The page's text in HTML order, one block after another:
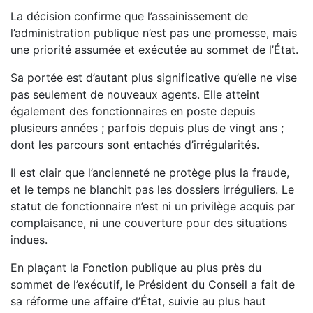
La décision confirme que l’assainissement de
l’administration publique n’est pas une promesse, mais
une priorité assumée et exécutée au sommet de l’État.
Sa portée est d’autant plus significative qu’elle ne vise
pas seulement de nouveaux agents. Elle atteint
également des fonctionnaires en poste depuis
plusieurs années ; parfois depuis plus de vingt ans ;
dont les parcours sont entachés d’irrégularités.
Il est clair que l’ancienneté ne protège plus la fraude,
et le temps ne blanchit pas les dossiers irréguliers. Le
statut de fonctionnaire n’est ni un privilège acquis par
complaisance, ni une couverture pour des situations
indues.
En plaçant la Fonction publique au plus près du
sommet de l’exécutif, le Président du Conseil a fait de
sa réforme une affaire d’État, suivie au plus haut